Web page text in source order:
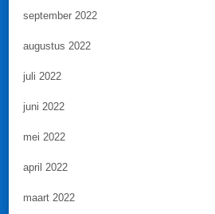
september 2022
augustus 2022
juli 2022
juni 2022
mei 2022
april 2022
maart 2022